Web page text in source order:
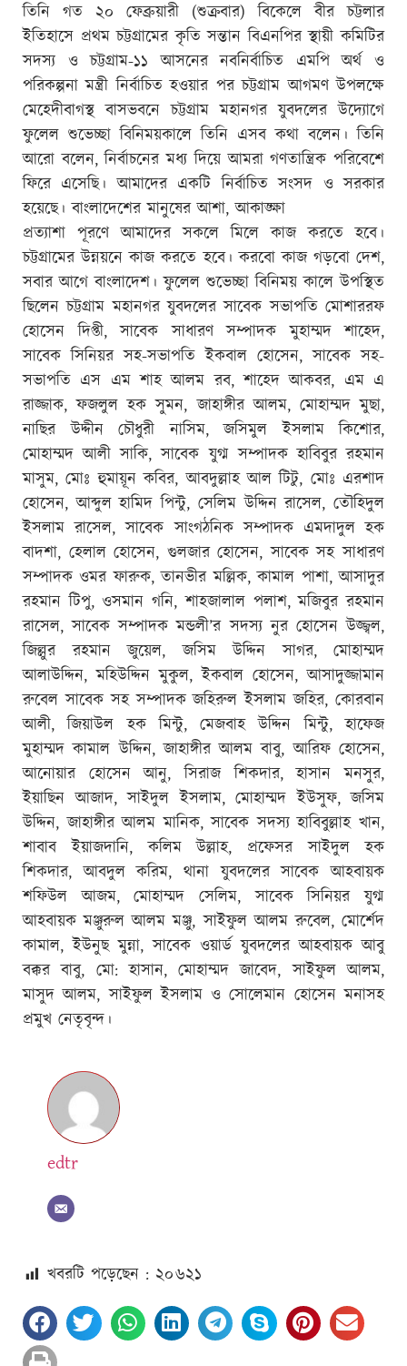
তিনি গত ২০ ফেব্রুয়ারী (শুক্রবার) বিকেলে বীর চট্টলার
ইতিহাসে প্রথম চট্টগ্রামের কৃতি সন্তান বিএনপির স্থায়ী কমিটির
সদস্য ও চট্টগ্রাম-১১ আসনের নবনির্বাচিত এমপি অর্থ ও
পরিকল্পনা মন্ত্রী নির্বাচিত হওয়ার পর চট্টগ্রাম আগমণ উপলক্ষে
মেহেদীবাগস্থ বাসভবনে চট্টগ্রাম মহানগর যুবদলের উদ্যোগে
ফুলেল শুভেচ্ছা বিনিময়কালে তিনি এসব কথা বলেন। তিনি
আরো বলেন, নির্বাচনের মধ্য দিয়ে আমরা গণতান্ত্রিক পরিবেশে
ফিরে এসেছি। আমাদের একটি নির্বাচিত সংসদ ও সরকার
হয়েছে। বাংলাদেশের মানুষের আশা, আকাঙ্ক্ষা
প্রত্যাশা পূরণে আমাদের সকলে মিলে কাজ করতে হবে।
চট্টগ্রামের উন্নয়নে কাজ করতে হবে। করবো কাজ গড়বো দেশ,
সবার আগে বাংলাদেশ। ফুলেল শুভেচ্ছা বিনিময় কালে উপস্থিত
ছিলেন চট্টগ্রাম মহানগর যুবদলের সাবেক সভাপতি মোশাররফ
হোসেন দিপ্তী, সাবেক সাধারণ সম্পাদক মুহাম্মদ শাহেদ,
সাবেক সিনিয়র সহ-সভাপতি ইকবাল হোসেন, সাবেক সহ-
সভাপতি এস এম শাহ আলম রব, শাহেদ আকবর, এম এ
রাজ্জাক, ফজলুল হক সুমন, জাহাঙ্গীর আলম, মোহাম্মদ মুছা,
নাছির উদ্দীন চৌধুরী নাসিম, জসিমুল ইসলাম কিশোর,
মোহাম্মদ আলী সাকি, সাবেক যুগ্ম সম্পাদক হাবিবুর রহমান
মাসুম, মোঃ হুমায়ূন কবির, আবদুল্লাহ আল টিটু, মোঃ এরশাদ
হোসেন, আব্দুল হামিদ পিন্টু, সেলিম উদ্দিন রাসেল, তৌহিদুল
ইসলাম রাসেল, সাবেক সাংগঠনিক সম্পাদক এমদাদুল হক
বাদশা, হেলাল হোসেন, গুলজার হোসেন, সাবেক সহ সাধারণ
সম্পাদক ওমর ফারুক, তানভীর মল্লিক, কামাল পাশা, আসাদুর
রহমান টিপু, ওসমান গনি, শাহজালাল পলাশ, মজিবুর রহমান
রাসেল, সাবেক সম্পাদক মন্ডলী’র সদস্য নুর হোসেন উজ্জ্বল,
জিল্লুর রহমান জুয়েল, জসিম উদ্দিন সাগর, মোহাম্মদ
আলাউদ্দিন, মহিউদ্দিন মুকুল, ইকবাল হোসেন, আসাদুজ্জামান
রুবেল সাবেক সহ সম্পাদক জহিরুল ইসলাম জহির, কোরবান
আলী, জিয়াউল হক মিন্টু, মেজবাহ উদ্দিন মিন্টু, হাফেজ
মুহাম্মদ কামাল উদ্দিন, জাহাঙ্গীর আলম বাবু, আরিফ হোসেন,
আনোয়ার হোসেন আনু, সিরাজ শিকদার, হাসান মনসুর,
ইয়াছিন আজাদ, সাইদুল ইসলাম, মোহাম্মদ ইউসুফ, জসিম
উদ্দিন, জাহাঙ্গীর আলম মানিক, সাবেক সদস্য হাবিবুল্লাহ খান,
শাবাব ইয়াজদানি, কলিম উল্লাহ, প্রফেসর সাইদুল হক
শিকদার, আবদুল করিম, থানা যুবদলের সাবেক আহবায়ক
শফিউল আজম, মোহাম্মদ সেলিম, সাবেক সিনিয়র যুগ্ম
আহবায়ক মঞ্জুরুল আলম মঞ্জু, সাইফুল আলম রুবেল, মোর্শেদ
কামাল, ইউনুছ মুন্না, সাবেক ওয়ার্ড যুবদলের আহবায়ক আবু
বক্কর বাবু, মো: হাসান, মোহাম্মদ জাবেদ, সাইফুল আলম,
মাসুদ আলম, সাইফুল ইসলাম ও সোলেমান হোসেন মনাসহ
প্রমুখ নেতৃবৃন্দ।
edtr
খবরটি পড়েছেন : ২০৬২১